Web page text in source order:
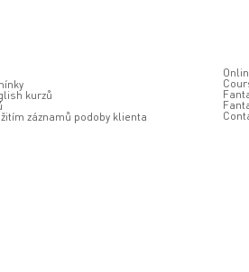
kurzů
záznamů podoby klienta